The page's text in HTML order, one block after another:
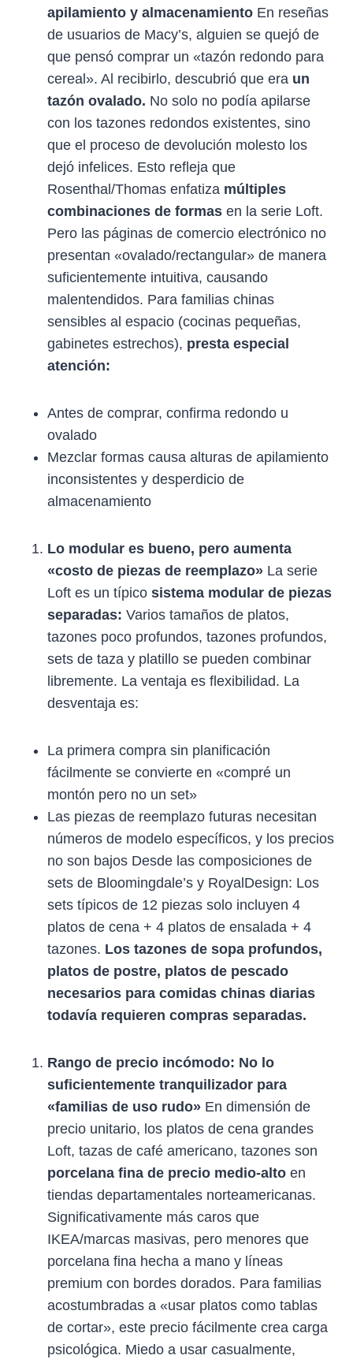
apilamiento y almacenamiento En reseñas
de usuarios de Macy’s, alguien se quejó de
que pensó comprar un «tazón redondo para
cereal». Al recibirlo, descubrió que era un
tazón ovalado. No solo no podía apilarse
con los tazones redondos existentes, sino
que el proceso de devolución molesto los
dejó infelices. Esto refleja que
Rosenthal/Thomas enfatiza múltiples
combinaciones de formas en la serie Loft.
Pero las páginas de comercio electrónico no
presentan «ovalado/rectangular» de manera
suficientemente intuitiva, causando
malentendidos. Para familias chinas
sensibles al espacio (cocinas pequeñas,
gabinetes estrechos), presta especial
atención:
Antes de comprar, confirma redondo u
ovalado
Mezclar formas causa alturas de apilamiento
inconsistentes y desperdicio de
almacenamiento
Lo modular es bueno, pero aumenta
«costo de piezas de reemplazo» La serie
Loft es un típico sistema modular de piezas
separadas: Varios tamaños de platos,
tazones poco profundos, tazones profundos,
sets de taza y platillo se pueden combinar
libremente. La ventaja es flexibilidad. La
desventaja es:
La primera compra sin planificación
fácilmente se convierte en «compré un
montón pero no un set»
Las piezas de reemplazo futuras necesitan
números de modelo específicos, y los precios
no son bajos Desde las composiciones de
sets de Bloomingdale’s y RoyalDesign: Los
sets típicos de 12 piezas solo incluyen 4
platos de cena + 4 platos de ensalada + 4
tazones. Los tazones de sopa profundos,
platos de postre, platos de pescado
necesarios para comidas chinas diarias
todavía requieren compras separadas.
Rango de precio incómodo: No lo
suficientemente tranquilizador para
«familias de uso rudo» En dimensión de
precio unitario, los platos de cena grandes
Loft, tazas de café americano, tazones son
porcelana fina de precio medio-alto en
tiendas departamentales norteamericanas.
Significativamente más caros que
IKEA/marcas masivas, pero menores que
porcelana fina hecha a mano y líneas
premium con bordes dorados. Para familias
acostumbradas a «usar platos como tablas
de cortar», este precio fácilmente crea carga
psicológica. Miedo a usar casualmente,